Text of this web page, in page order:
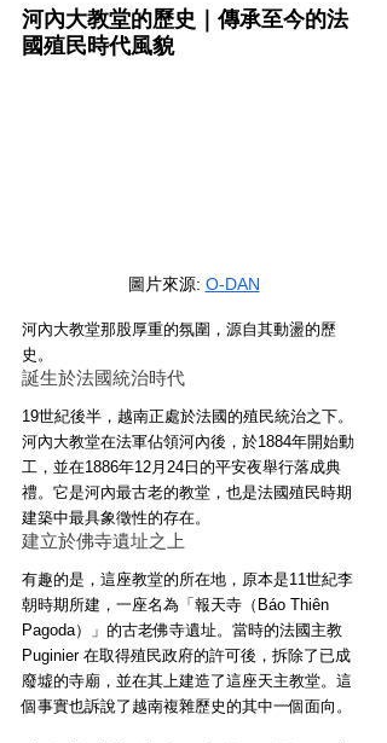
河內大教堂的歷史｜傳承至今的法
國殖民時代風貌
圖片來源: O-DAN
河內大教堂那股厚重的氛圍，源自其動盪的歷
史。
誕生於法國統治時代
19世紀後半，越南正處於法國的殖民統治之下。
河內大教堂在法軍佔領河內後，於1884年開始動
工，並在1886年12月24日的平安夜舉行落成典
禮。它是河內最古老的教堂，也是法國殖民時期
建築中最具象徵性的存在。
建立於佛寺遺址之上
有趣的是，這座教堂的所在地，原本是11世紀李
朝時期所建，一座名為「報天寺（Báo Thiên
Pagoda）」的古老佛寺遺址。當時的法國主教
Puginier 在取得殖民政府的許可後，拆除了已成
廢墟的寺廟，並在其上建造了這座天主教堂。這
個事實也訴說了越南複雜歷史的其中一個面向。